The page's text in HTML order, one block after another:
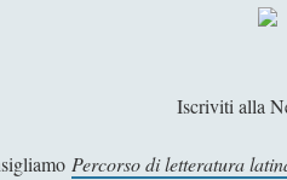
Iscriviti alla
Percorso di letteratura